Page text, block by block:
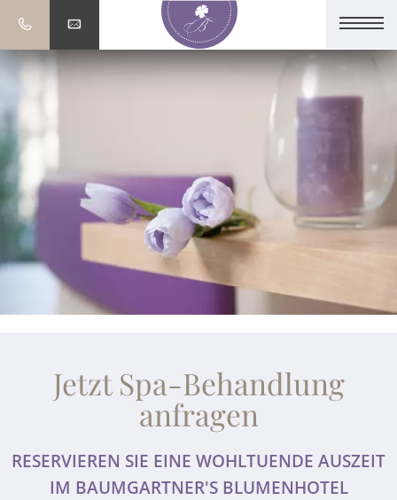
Jetzt Spa-Behandlung
anfragen
RESERVIEREN SIE EINE WOHLTUENDE AUSZEIT
IM BAUMGARTNER'S BLUMENHOTEL